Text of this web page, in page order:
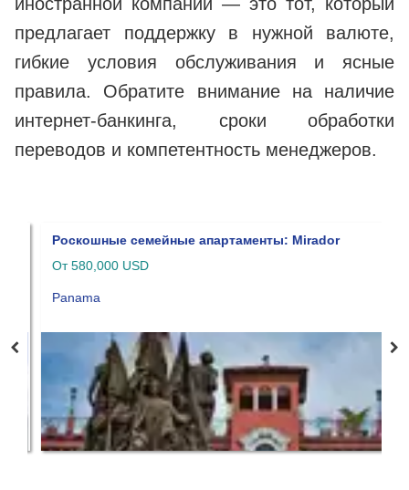
предлагает поддержку в нужной валюте,
гибкие условия обслуживания и ясные
правила. Обратите внимание на наличие
интернет-банкинга, сроки обработки
переводов и компетентность менеджеров.
Роскошные семейные апартаменты: Mirador
Oт 580,000 USD
Panama